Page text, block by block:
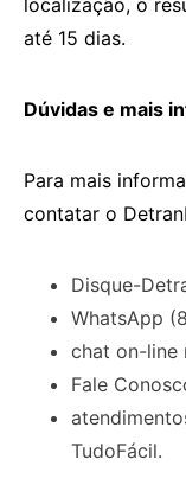
localização, o
até 15 dias.
Dúvidas e mais
Para mais
contatar o
Disque-
WhatsApp
chat on-line
Fale
TudoFácil.